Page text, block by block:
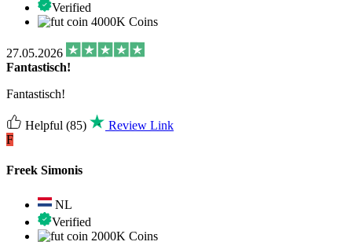
Verified
4000K Coins
27.05.2026
Fantastisch!
Fantastisch!
Helpful (85)
Review Link
F
Freek Simonis
NL
Verified
2000K Coins